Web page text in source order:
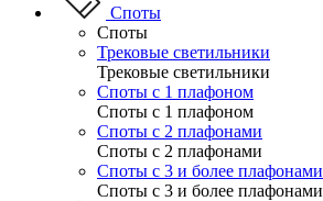
Споты
Споты
Трековые светильники
Трековые светильники
Споты с 1 плафоном
Споты с 1 плафоном
Споты с 2 плафонами
Споты с 2 плафонами
Споты с 3 и более плафонами
Споты с 3 и более плафонами